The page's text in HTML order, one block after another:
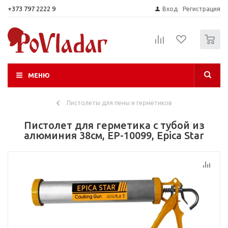
+373 797 2222 9 Вход Регистрация
МЕНЮ
Пистолеты для пены и герметиков
Пистолет для герметика с тубой из
алюминия 38см, EP-10099, Epica Star